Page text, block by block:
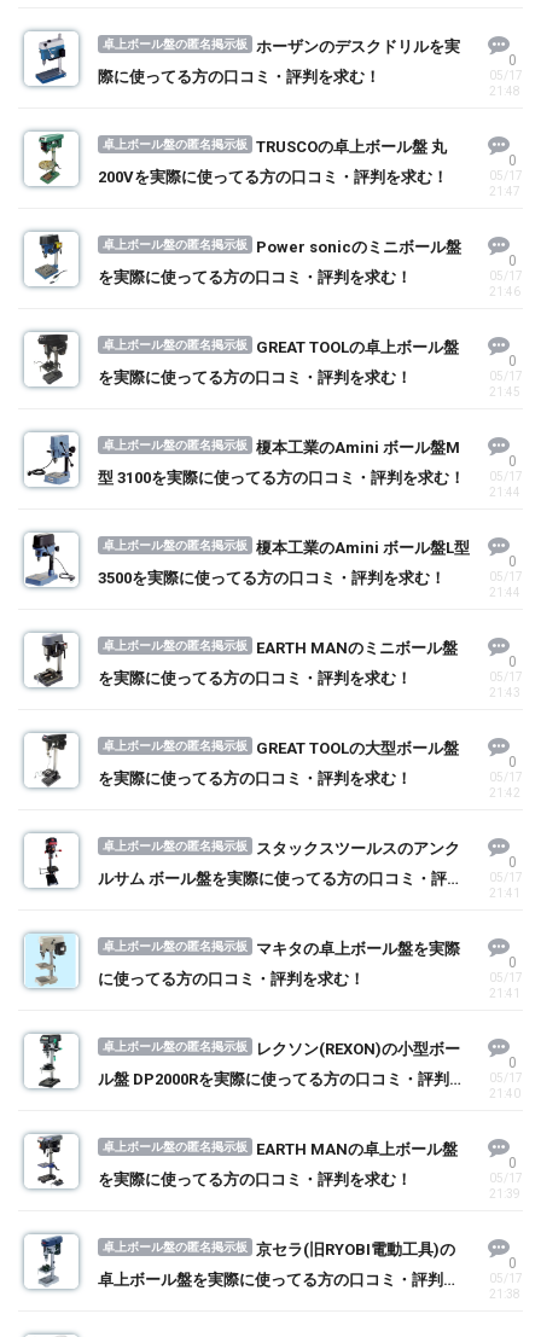
卓上ボール盤の匿名掲示板
ホーザンのデスクドリルを実
際に使ってる方の口コミ・評判を求む！
0
05/17
21:48
卓上ボール盤の匿名掲示板
TRUSCOの卓上ボール盤 丸
200Vを実際に使ってる方の口コミ・評判を求む！
0
05/17
21:47
卓上ボール盤の匿名掲示板
Power sonicのミニボール盤
を実際に使ってる方の口コミ・評判を求む！
0
05/17
21:46
卓上ボール盤の匿名掲示板
GREAT TOOLの卓上ボール盤
を実際に使ってる方の口コミ・評判を求む！
0
05/17
21:45
卓上ボール盤の匿名掲示板
榎本工業のAmini ボール盤M
型 3100を実際に使ってる方の口コミ・評判を求む！
0
05/17
21:44
卓上ボール盤の匿名掲示板
榎本工業のAmini ボール盤L型
3500を実際に使ってる方の口コミ・評判を求む！
0
05/17
21:44
卓上ボール盤の匿名掲示板
EARTH MANのミニボール盤
を実際に使ってる方の口コミ・評判を求む！
0
05/17
21:43
卓上ボール盤の匿名掲示板
GREAT TOOLの大型ボール盤
を実際に使ってる方の口コミ・評判を求む！
0
05/17
21:42
卓上ボール盤の匿名掲示板
スタックスツールスのアンク
ルサム ボール盤を実際に使ってる方の口コミ・評判
0
05/17
21:41
卓上ボール盤の匿名掲示板
マキタの卓上ボール盤を実際
に使ってる方の口コミ・評判を求む！
0
05/17
21:41
卓上ボール盤の匿名掲示板
レクソン(REXON)の小型ボー
ル盤 DP2000Rを実際に使ってる方の口コミ・評判を
0
05/17
21:40
卓上ボール盤の匿名掲示板
EARTH MANの卓上ボール盤
を実際に使ってる方の口コミ・評判を求む！
0
05/17
21:39
卓上ボール盤の匿名掲示板
京セラ(旧RYOBI電動工具)の
卓上ボール盤を実際に使ってる方の口コミ・評判を
0
05/17
21:38